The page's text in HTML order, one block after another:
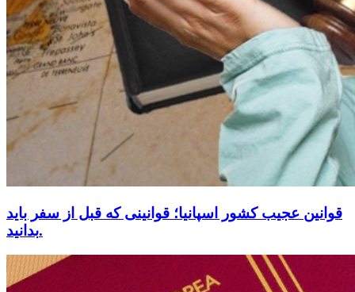
قوانین عجیب کشور اسپانیا؛ قوانینی که قبل از سفر باید
بدانید.